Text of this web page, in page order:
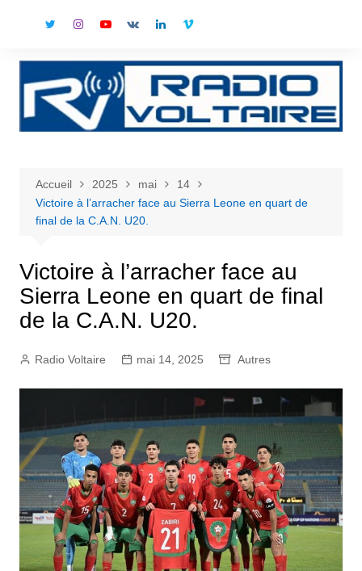
Accueil 2025 mai
14
Victoire à l’arracher face au Sierra Leone en quart de
final de la C.A.N. U20.
Victoire à l’arracher face au
Sierra Leone en quart de final
de la C.A.N. U20.
Radio Voltaire mai 14, 2025 Autres